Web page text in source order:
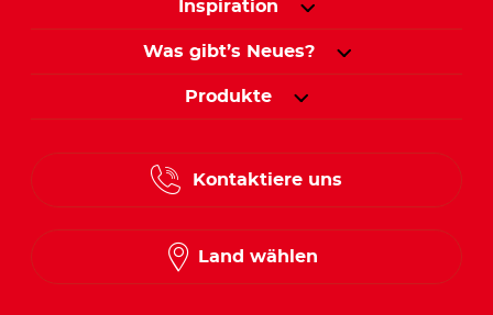
Inspiration
Was gibt’s Neues?
Produkte
Kontaktiere uns
Land wählen